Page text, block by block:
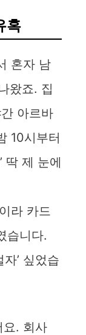
혹
혼자 남
왔죠. 집
아르바
10시부터
딱 제 눈에
라 카드
습니다.
’ 싶었습
요. 회사